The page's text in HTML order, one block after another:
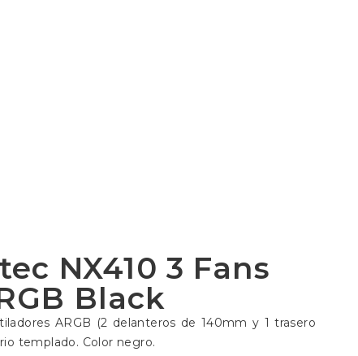
NX410 3 Fans
Black
ARGB (2 delanteros de 140mm y 1 trasero
templado. Color negro.